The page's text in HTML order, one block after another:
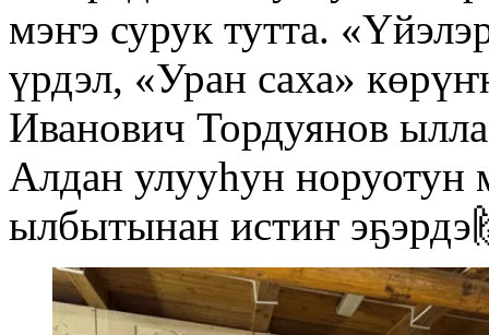
мэҥэ сурук тутта.
үрдэл, «Уран саха»
Иванович Тордуянов
Алдан улууһун норуотун
ылбытынан истиҥ